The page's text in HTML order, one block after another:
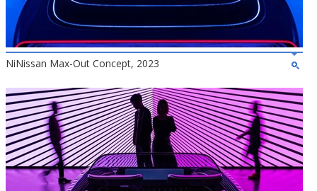
NiNissan Max-Out Concept, 2023